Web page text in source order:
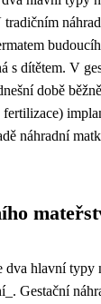
s dítětem. V
době
náhradní
dva hlavní typy
Gestační